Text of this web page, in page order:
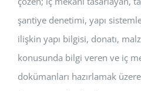
şantiye denetimi, yapı
ilişkin yapı bilgisi, donatı,
konusunda bilgi veren ve iç
dokümanları hazırlamak